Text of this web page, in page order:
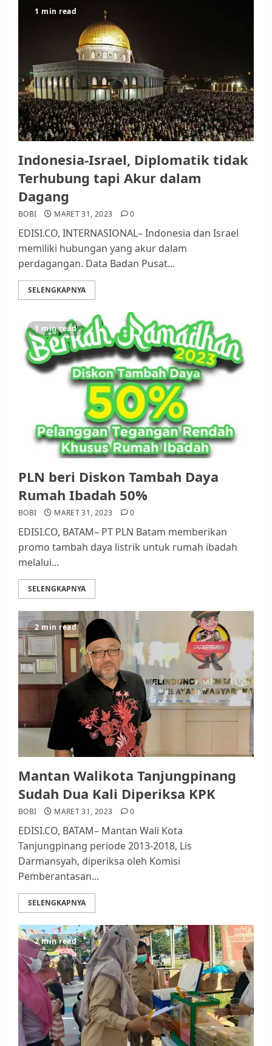
1 min read
Indonesia-Israel, Diplomatik tidak
Terhubung tapi Akur dalam
Dagang
BOBI MARET 31, 2023 0
EDISI.CO, INTERNASIONAL– Indonesia dan Israel
memiliki hubungan yang akur dalam
perdagangan. Data Badan Pusat...
SELENGKAPNYA
1 min read
PLN beri Diskon Tambah Daya
Rumah Ibadah 50%
BOBI MARET 31, 2023 0
EDISI.CO, BATAM– PT PLN Batam memberikan
promo tambah daya listrik untuk rumah ibadah
melalui...
SELENGKAPNYA
2 min read
Mantan Walikota Tanjungpinang
Sudah Dua Kali Diperiksa KPK
BOBI MARET 31, 2023 0
EDISI.CO, BATAM– Mantan Wali Kota
Tanjungpinang periode 2013-2018, Lis
Darmansyah, diperiksa oleh Komisi
Pemberantasan...
SELENGKAPNYA
2 min read